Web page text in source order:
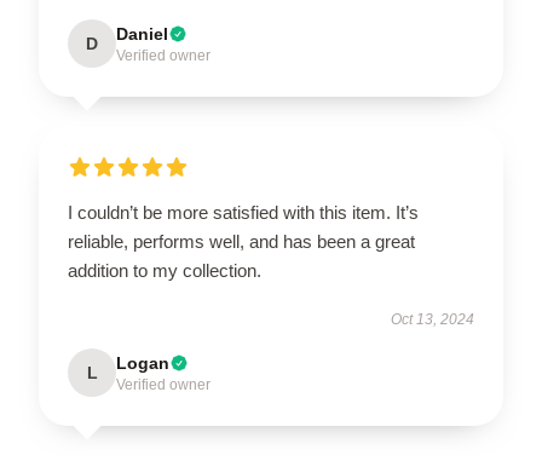
D Daniel
Verified owner
I couldn’t be more satisfied with this item. It’s
reliable, performs well, and has been a great
addition to my collection.
Oct 13, 2024
L Logan
Verified owner